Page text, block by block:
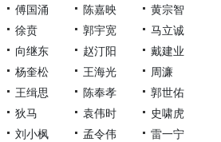
傅国涌 陈嘉映
黄宗智
徐贲 郭宇宽
马立诚
向继东 赵汀阳
戴建业
杨奎松 王海光
周濂
王缉思 陈奉孝
郭世佑
狄马 袁伟时
史啸虎
刘小枫 孟令伟
雷一宁